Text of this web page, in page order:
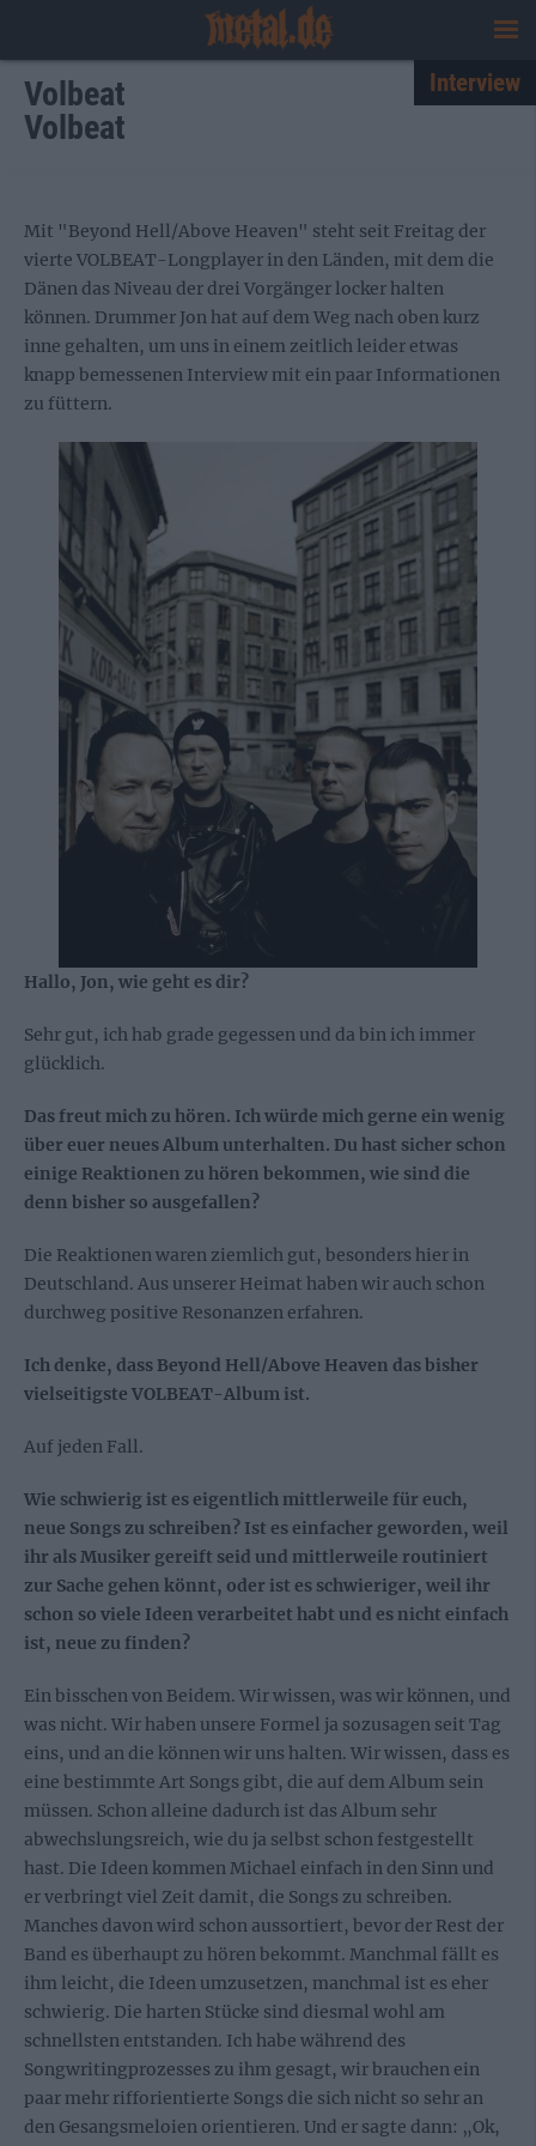
Volbeat
Volbeat
Interview
Mit "Beyond Hell/Above Heaven" steht seit Freitag der
vierte VOLBEAT-Longplayer in den Länden, mit dem die
Dänen das Niveau der drei Vorgänger locker halten
können. Drummer Jon hat auf dem Weg nach oben kurz
inne gehalten, um uns in einem zeitlich leider etwas
knapp bemessenen Interview mit ein paar Informationen
zu füttern.
Hallo, Jon, wie geht es dir?
Sehr gut, ich hab grade gegessen und da bin ich immer
glücklich.
Das freut mich zu hören. Ich würde mich gerne ein wenig
über euer neues Album unterhalten. Du hast sicher schon
einige Reaktionen zu hören bekommen, wie sind die
denn bisher so ausgefallen?
Die Reaktionen waren ziemlich gut, besonders hier in
Deutschland. Aus unserer Heimat haben wir auch schon
durchweg positive Resonanzen erfahren.
Ich denke, dass Beyond Hell/Above Heaven das bisher
vielseitigste VOLBEAT-Album ist.
Auf jeden Fall.
Wie schwierig ist es eigentlich mittlerweile für euch,
neue Songs zu schreiben? Ist es einfacher geworden, weil
ihr als Musiker gereift seid und mittlerweile routiniert
zur Sache gehen könnt, oder ist es schwieriger, weil ihr
schon so viele Ideen verarbeitet habt und es nicht einfach
ist, neue zu finden?
Ein bisschen von Beidem. Wir wissen, was wir können, und
was nicht. Wir haben unsere Formel ja sozusagen seit Tag
eins, und an die können wir uns halten. Wir wissen, dass es
eine bestimmte Art Songs gibt, die auf dem Album sein
müssen. Schon alleine dadurch ist das Album sehr
abwechslungsreich, wie du ja selbst schon festgestellt
hast. Die Ideen kommen Michael einfach in den Sinn und
er verbringt viel Zeit damit, die Songs zu schreiben.
Manches davon wird schon aussortiert, bevor der Rest der
Band es überhaupt zu hören bekommt. Manchmal fällt es
ihm leicht, die Ideen umzusetzen, manchmal ist es eher
schwierig. Die harten Stücke sind diesmal wohl am
schnellsten entstanden. Ich habe während des
Songwritingprozesses zu ihm gesagt, wir brauchen ein
paar mehr rifforientierte Songs die sich nicht so sehr an
den Gesangsmeloien orientieren. Und er sagte dann: „Ok,